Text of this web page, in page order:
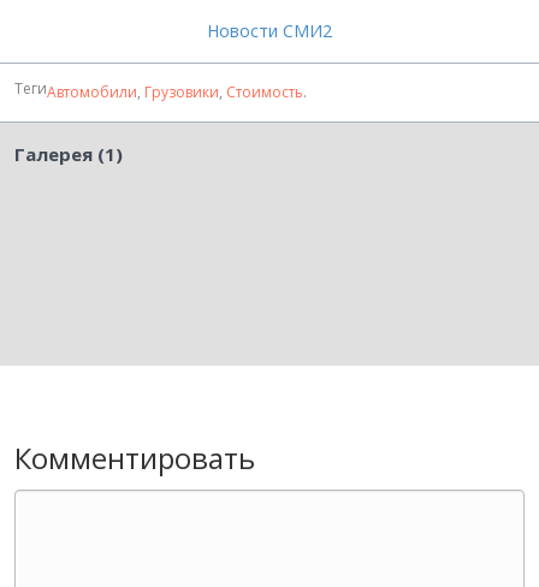
Новости СМИ2
ТегиАвтомобили, Грузовики, Стоимость.
Галерея (1)
Комментировать